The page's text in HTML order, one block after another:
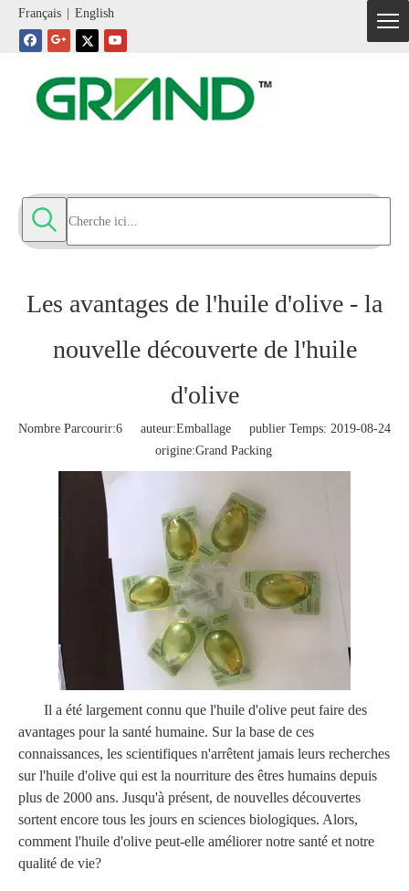
Français English
Les avantages de l'huile d'olive - la
nouvelle découverte de l'huile
d'olive
Nombre Parcourir:6 auteur:Emballage publier Temps: 2019-08-24
origine:Grand Packing
Il a été largement connu que l'huile d'olive peut faire des
avantages pour la santé humaine. Sur la base de ces
connaissances, les scientifiques n'arrêtent jamais leurs recherches
sur l'huile d'olive qui est la nourriture des êtres humains depuis
plus de 2000 ans. Jusqu'à présent, de nouvelles découvertes
sortent encore tous les jours en sciences biologiques. Alors,
comment l'huile d'olive peut-elle améliorer notre santé et notre
qualité de vie?